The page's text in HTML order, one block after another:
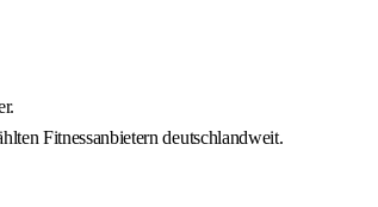
Fitnessanbietern deutschlandweit.